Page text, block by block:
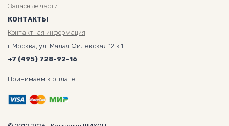
Запасные части
КОНТАКТЫ
Контактная информация
г.Москва, ул. Малая Филёвская 12 к.1
+7 (495) 728-92-16
Принимаем к оплате